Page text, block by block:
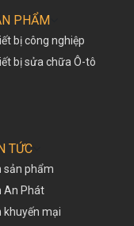
PHẨM
bị công nghiệp
bị sửa chữa Ô-tô
TỨC
sản phẩm
An Phát
khuyến mại